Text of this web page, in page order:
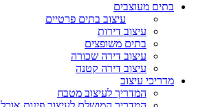
בתים מעוצבים
עיצוב בתים פרטיים
עיצוב דירות
בתים משופצים
עיצוב דירה שכורה
עיצוב דירה קטנה
מדריכי עיצוב
המדריך לעיצוב מטבח